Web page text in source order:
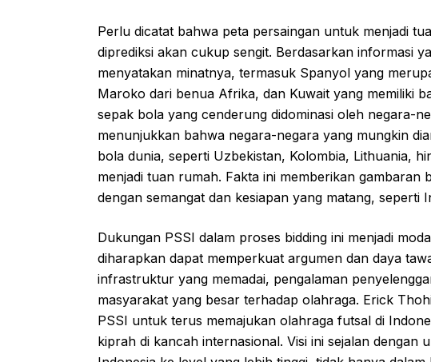
Perlu dicatat bahwa peta persaingan untuk menjadi
diprediksi akan cukup sengit. Berdasarkan informasi
menyatakan minatnya, termasuk Spanyol yang
Maroko dari benua Afrika, dan Kuwait yang memiliki
sepak bola yang cenderung didominasi oleh negara-
menunjukkan bahwa negara-negara yang mungkin
bola dunia, seperti Uzbekistan, Kolombia, Lithuania,
menjadi tuan rumah. Fakta ini memberikan
dengan semangat dan kesiapan yang matang, seperti
Dukungan PSSI dalam proses bidding ini menjadi
diharapkan dapat memperkuat argumen dan daya
infrastruktur yang memadai, pengalaman
masyarakat yang besar terhadap olahraga. Erick
PSSI untuk terus memajukan olahraga futsal di
kiprah di kancah internasional. Visi ini sejalan dengan